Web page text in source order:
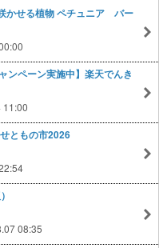
かせる植物 ペチュニア バー
ンペーン実施中】楽天でんき
11:00
ともの市2026
08:35